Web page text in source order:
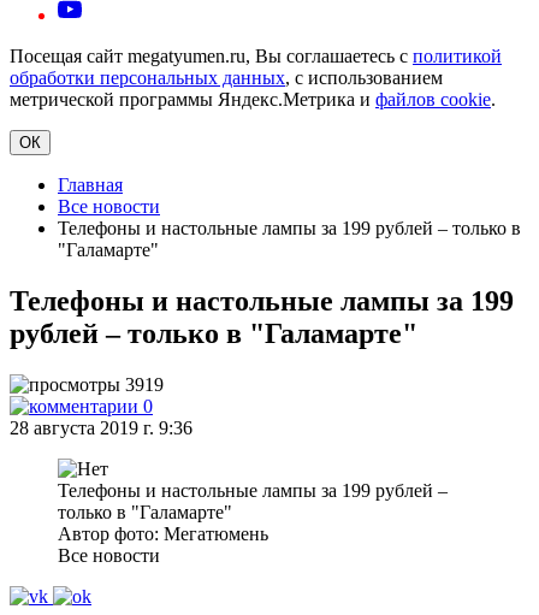
Посещая сайт megatyumen.ru, Вы соглашаетесь с политикой
обработки персональных данных, с использованием
метрической программы Яндекс.Метрика и файлов cookie.
ОК
Главная
Все новости
Телефоны и настольные лампы за 199 рублей – только в
"Галамарте"
Телефоны и настольные лампы за 199
рублей – только в "Галамарте"
3919
0
28 августа 2019 г. 9:36
Телефоны и настольные лампы за 199 рублей –
только в "Галамарте"
Автор фото: Мегатюмень
Все новости